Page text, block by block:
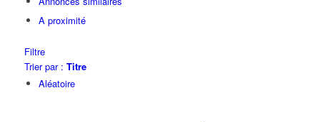
A proximité
Filtre
Trier par : Titre
Aléatoire